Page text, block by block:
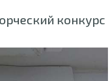
конкурс